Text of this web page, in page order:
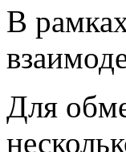
В
Для